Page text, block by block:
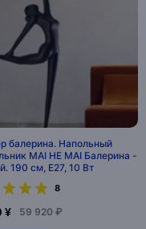
балерина. Напольный
MAI HE MAI Балерина -
190 см, E27, 10 Вт
8
¥ 59 920 ₽